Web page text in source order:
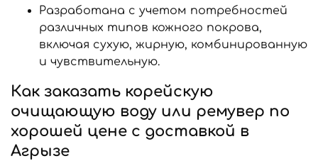
Разработана с учетом потребностей
различных типов кожного покрова,
включая сухую, жирную, комбинированную
и чувствительную.
Как заказать корейскую
очищающую воду или ремувер по
хорошей цене с доставкой в
Агрызе